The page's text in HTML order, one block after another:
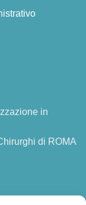
in
di ROMA